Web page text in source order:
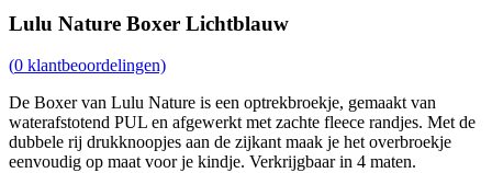
Lulu Nature Boxer Lichtblauw
(0 klantbeoordelingen)
De Boxer van Lulu Nature is een optrekbroekje, gemaakt van
waterafstotend PUL en afgewerkt met zachte fleece randjes. Met de
dubbele rij drukknoopjes aan de zijkant maak je het overbroekje
eenvoudig op maat voor je kindje. Verkrijgbaar in 4 maten.